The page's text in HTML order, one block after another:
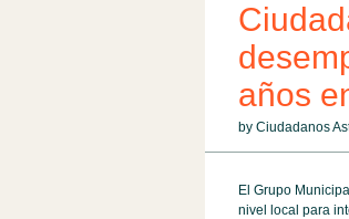
años
by Ciudadanos
El Grupo
nivel local para